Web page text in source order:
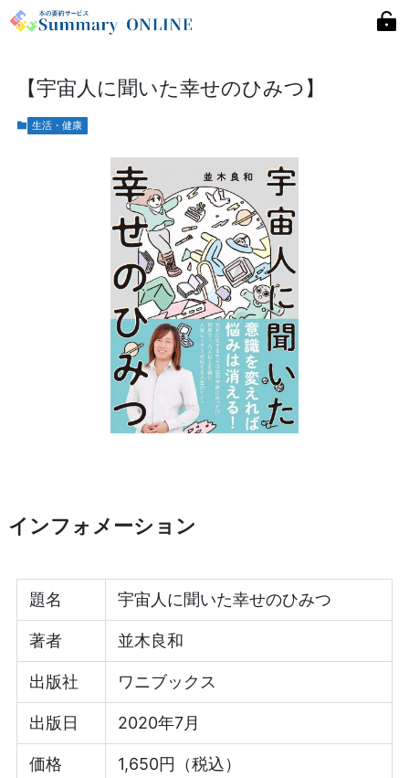
【宇宙人に聞いた幸せのひみつ】
生活・健康
インフォメーション
題名 宇宙人に聞いた幸せのひみつ
著者 並木良和
出版社 ワニブックス
出版日 2020年7月
価格 1,650円（税込）